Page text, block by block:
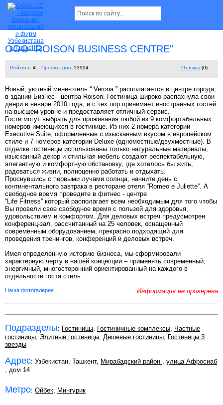
ООО "ROISON BUSINESS CENTRE"
Рейтинг: 4 Просмотров: 13994 Отзывы (0)
Новый, уютный мини-отель “ Verona ” располагается в центре города,
в здании Бизнес - центра Roison. Гостиница широко распахнула свои
двери в январе 2010 года, и с тех пор принимает иностранных гостей
на высшем уровне и предоставляет отличный сервис.
Гости могут выбрать для проживания любой из 9 комфортабельных
номеров имеющихся в гостинице. Из них 2 номера категории
Executive Suite, оформленные с изысканным вкусом в европейском
стиле и 7 номеров категории Deluxe (одноместные/двухместные). В
отделке гостиницы использованы только натуральные материалы,
изысканный декор и стильная мебель создают респектабельную,
элегантную и комфортную обстановку, где хотелось бы жить,
радоваться жизни, полноценно работать и отдыхать.
Проснувшись с первыми лучами солнца, начните день с
континентального завтрака в ресторане отеля “Romeo e Juliette”. А
свободное время проведите в фитнес - центре
“Life Fitness” который располагает всем необходимым для того чтобы
Вы провели свое свободное время с пользой для здоровья,
удовольствием и комфортом. Для деловых встреч предусмотрен
конференц-зал, рассчитанный на 25 человек, оснащенный
современным оборудованием, прекрасно подходящий для
проведения тренингов, конференций и деловых встреч.
Имея определенную историю бизнеса, мы сформировали
характерную черту в нашей концепции – применять современный,
энергичный, многосторонний ориентированный на каждого в
отдельности гостя стиль.
Наша фотогалерея Информация не проверена
Подразделы: Гостиницы, Гостиничные комплексы, Частные
гостиницы, Элитные гостиницы, Дешевые гостиницы, Гостиницы 3
звезды
Адрес: Узбекистан, Ташкент, Мирабадский район , улица Афросиаб
, дом 14
Метро: Ойбек Мингурик